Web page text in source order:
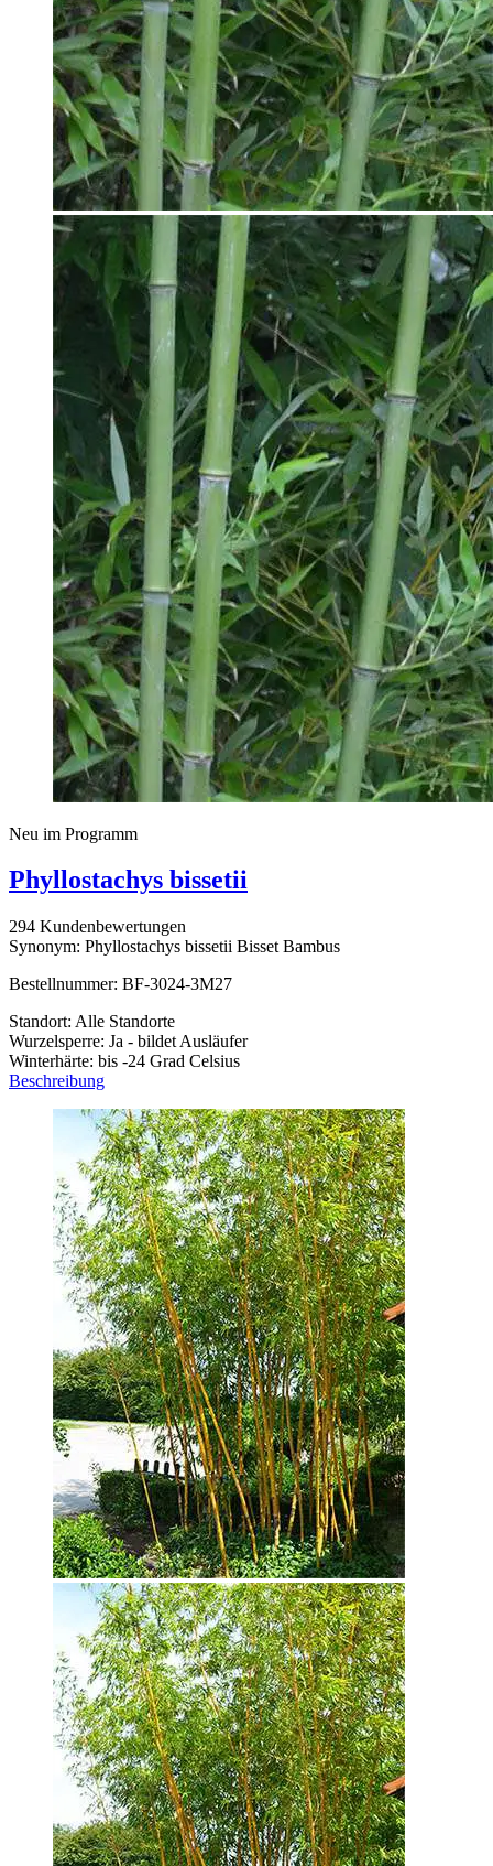
Neu im Programm
Phyllostachys bissetii
294 Kundenbewertungen
Synonym: Phyllostachys bissetii Bisset Bambus
Bestellnummer: BF-3024-3M27
Standort: Alle Standorte
Wurzelsperre: Ja - bildet Ausläufer
Winterhärte: bis -24 Grad Celsius
Beschreibung